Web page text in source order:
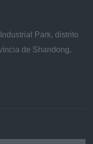
Park, distrito
de Shandong,